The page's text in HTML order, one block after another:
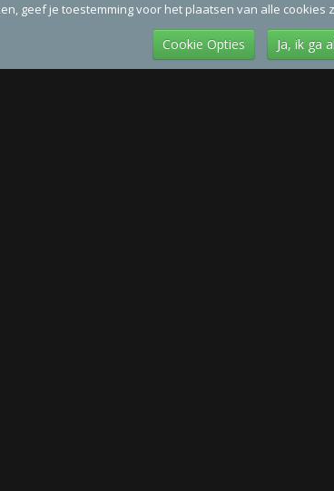
geef je toestemming voor het plaatsen van alle
Cookie Opties Ja, ik ga